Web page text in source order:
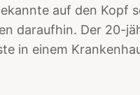
auf den Kopf
daraufhin. Der 20-
in einem